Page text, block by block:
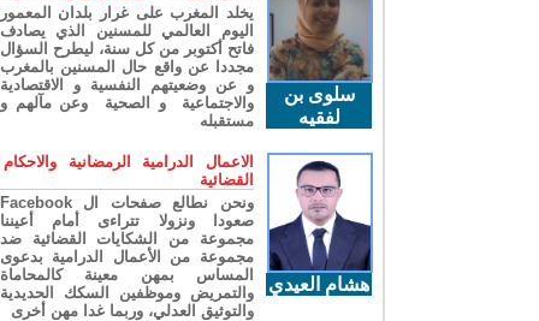
سلوى بن
لفقيه
يخلد المغرب على غرار بلدان المعمور
اليوم العالمي للمسنين الذي يصادف
فاتح أكتوبر من كل سنة، ليطرح السؤال
مجددا عن واقع حال المسنين بالمغرب
و عن وضعيتهم النفسية و الاقتصادية
والاجتماعية و الصحية وعن مآلهم و
مستقبله
هشام العيدي
الاعمال الدرامية الرمضانية والاحكام
القضائية
ونحن نطالع صفحات ال Facebook
صعودا ونزولا تتراءى أمام أعيننا
مجموعة من الشكايات القضائية ضد
مجموعة من الأعمال الدرامية بدعوى
المساس بمهن معينة كالمحاماة
والتمريض وموظفين السكك الحديدية
والتوثيق العدلي، وربما غدا مهن أخرى